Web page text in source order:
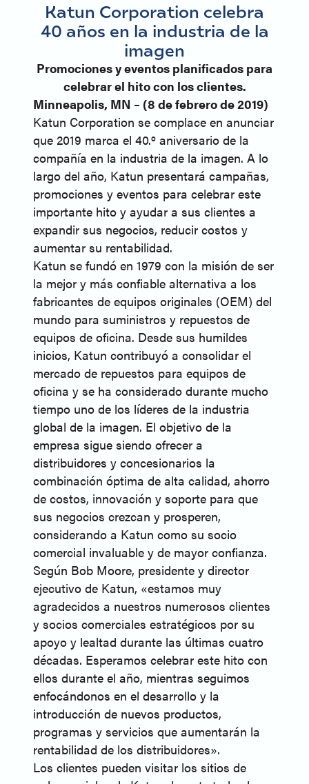
Katun Corporation celebra
40 años en la industria de la
imagen
Promociones y eventos planificados para
celebrar el hito con los clientes.
Minneapolis, MN – (8 de febrero de 2019)
Katun Corporation se complace en anunciar
que 2019 marca el 40.º aniversario de la
compañía en la industria de la imagen. A lo
largo del año, Katun presentará campañas,
promociones y eventos para celebrar este
importante hito y ayudar a sus clientes a
expandir sus negocios, reducir costos y
aumentar su rentabilidad.
Katun se fundó en 1979 con la misión de ser
la mejor y más confiable alternativa a los
fabricantes de equipos originales (OEM) del
mundo para suministros y repuestos de
equipos de oficina. Desde sus humildes
inicios, Katun contribuyó a consolidar el
mercado de repuestos para equipos de
oficina y se ha considerado durante mucho
tiempo uno de los líderes de la industria
global de la imagen. El objetivo de la
empresa sigue siendo ofrecer a
distribuidores y concesionarios la
combinación óptima de alta calidad, ahorro
de costos, innovación y soporte para que
sus negocios crezcan y prosperen,
considerando a Katun como su socio
comercial invaluable y de mayor confianza.
Según Bob Moore, presidente y director
ejecutivo de Katun, «estamos muy
agradecidos a nuestros numerosos clientes
y socios comerciales estratégicos por su
apoyo y lealtad durante las últimas cuatro
décadas. Esperamos celebrar este hito con
ellos durante el año, mientras seguimos
enfocándonos en el desarrollo y la
introducción de nuevos productos,
programas y servicios que aumentarán la
rentabilidad de los distribuidores».
Los clientes pueden visitar los sitios de